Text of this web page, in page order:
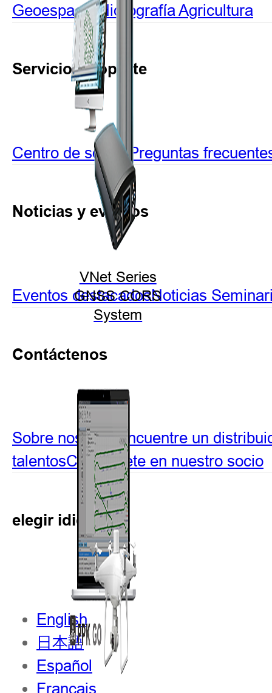
VNet Series
GNSS CORS
System
GeoespacialHidrografíaAgricultura
Servicio y soporte
Centro de sociosPreguntas
Noticias y eventos
Eventos destacadosNoticias
Contáctenos
Sobre nosotros Encuentre un
talentosConviértete en nuestro socio
elegir idioma
English
日本語
Español
Français